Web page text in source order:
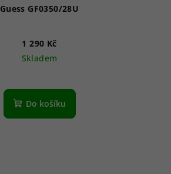
Guess GF0350/28U
1 290 Kč
Skladem
Do košíku